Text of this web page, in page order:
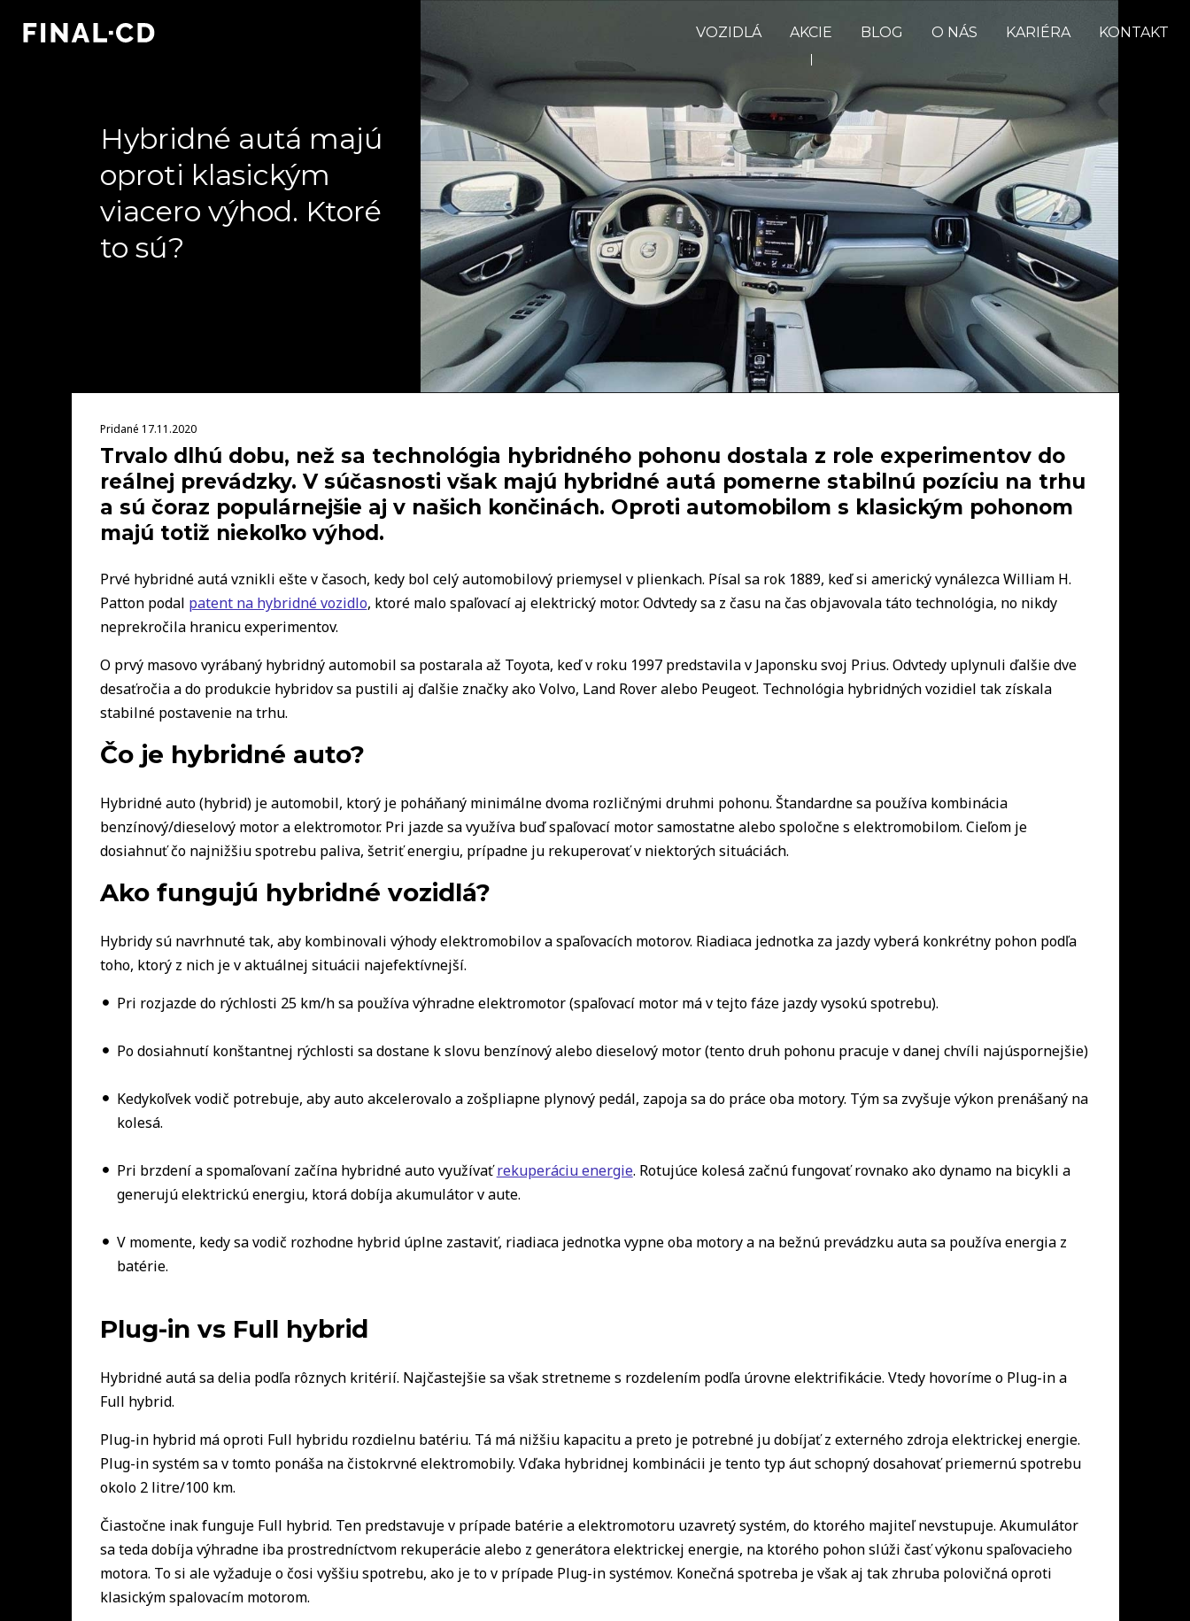
VOZIDLÁ AKCIE BLOG O NÁS KARIÉRA KONTAKT
Hybridné autá majú
oproti klasickým
viacero výhod. Ktoré
to sú?
Pridané 17.11.2020
Trvalo dlhú dobu, než sa technológia hybridného pohonu dostala z role experimentov do
reálnej prevádzky. V súčasnosti však majú hybridné autá pomerne stabilnú pozíciu na trhu
a sú čoraz populárnejšie aj v našich končinách. Oproti automobilom s klasickým pohonom
majú totiž niekoľko výhod.
Prvé hybridné autá vznikli ešte v časoch, kedy bol celý automobilový priemysel v plienkach. Písal sa rok 1889, keď si americký vynálezca William H.
Patton podal patent na hybridné vozidlo, ktoré malo spaľovací aj elektrický motor. Odvtedy sa z času na čas objavovala táto technológia, no nikdy
neprekročila hranicu experimentov.
O prvý masovo vyrábaný hybridný automobil sa postarala až Toyota, keď v roku 1997 predstavila v Japonsku svoj Prius. Odvtedy uplynuli ďalšie dve
desaťročia a do produkcie hybridov sa pustili aj ďalšie značky ako Volvo, Land Rover alebo Peugeot. Technológia hybridných vozidiel tak získala
stabilné postavenie na trhu.
Čo je hybridné auto?
Hybridné auto (hybrid) je automobil, ktorý je poháňaný minimálne dvoma rozličnými druhmi pohonu. Štandardne sa používa kombinácia
benzínový/dieselový motor a elektromotor. Pri jazde sa využíva buď spaľovací motor samostatne alebo spoločne s elektromobilom. Cieľom je
dosiahnuť čo najnižšiu spotrebu paliva, šetriť energiu, prípadne ju rekuperovať v niektorých situáciách.
Ako fungujú hybridné vozidlá?
Hybridy sú navrhnuté tak, aby kombinovali výhody elektromobilov a spaľovacích motorov. Riadiaca jednotka za jazdy vyberá konkrétny pohon podľa
toho, ktorý z nich je v aktuálnej situácii najefektívnejší.
Pri rozjazde do rýchlosti 25 km/h sa používa výhradne elektromotor (spaľovací motor má v tejto fáze jazdy vysokú spotrebu).
Po dosiahnutí konštantnej rýchlosti sa dostane k slovu benzínový alebo dieselový motor (tento druh pohonu pracuje v danej chvíli najúspornejšie)
Kedykoľvek vodič potrebuje, aby auto akcelerovalo a zošpliapne plynový pedál, zapoja sa do práce oba motory. Tým sa zvyšuje výkon prenášaný na
kolesá.
Pri brzdení a spomaľovaní začína hybridné auto využívaťrekuperáciu energie. Rotujúce kolesá začnú fungovať rovnako ako dynamo na bicykli a
generujú elektrickú energiu, ktorá dobíja akumulátor v aute.
V momente, kedy sa vodič rozhodne hybrid úplne zastaviť, riadiaca jednotka vypne oba motory a na bežnú prevádzku auta sa používa energia z
batérie.
Plug-in vs Full hybrid
Hybridné autá sa delia podľa rôznych kritérií. Najčastejšie sa však stretneme s rozdelením podľa úrovne elektrifikácie. Vtedy hovoríme o Plug-in a
Full hybrid.
Plug-in hybrid má oproti Full hybridu rozdielnu batériu. Tá má nižšiu kapacitu a preto je potrebné ju dobíjať z externého zdroja elektrickej energie.
Plug-in systém sa v tomto ponáša na čistokrvné elektromobily. Vďaka hybridnej kombinácii je tento typ áut schopný dosahovať priemernú spotrebu
okolo 2 litre/100 km.
Čiastočne inak funguje Full hybrid. Ten predstavuje v prípade batérie a elektromotoru uzavretý systém, do ktorého majiteľ nevstupuje. Akumulátor
sa teda dobíja výhradne iba prostredníctvom rekuperácie alebo z generátora elektrickej energie, na ktorého pohon slúži časť výkonu spaľovacieho
motora. To si ale vyžaduje o čosi vyššiu spotrebu, ako je to v prípade Plug-in systémov. Konečná spotreba je však aj tak zhruba polovičná oproti
klasickým spalovacím motorom.